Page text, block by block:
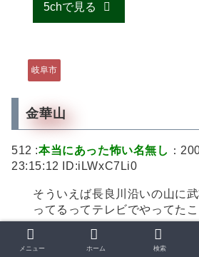
5chで見る
岐阜市
金華山
512 :本当にあった怖い名無し ：
23:15:12 ID:iLWxC7Li0
そういえば長良川沿いの山に
ってるってテレビでやってたこ
513 : 事実の名無し
：2005/07/
ID:JP6b9WZe0
メニュー ホーム 検索